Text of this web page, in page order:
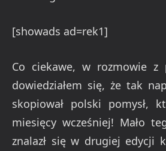
[showads ad=rek1]
Co ciekawe, w rozmowie z
dowiedziałem się, że tak
skopiował polski pomysł,
miesięcy wcześniej! Mało
znalazł się w drugiej edycji